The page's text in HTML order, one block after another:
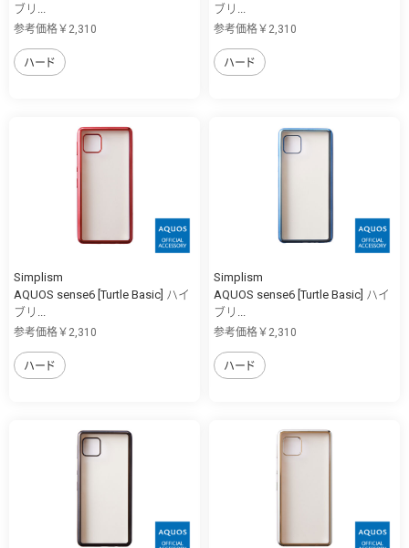
ブリ...
参考価格￥2,310
ハード
ブリ...
参考価格￥2,310
ハード
Simplism
AQUOS sense6 [Turtle Basic] ハイ
ブリ...
参考価格￥2,310
ハード
Simplism
AQUOS sense6 [Turtle Basic] ハイ
ブリ...
参考価格￥2,310
ハード